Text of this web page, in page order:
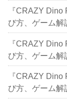
『CRAZY
び方、ゲーム解
『CRAZY
び方、ゲーム解
『CRAZY
び方、ゲーム解